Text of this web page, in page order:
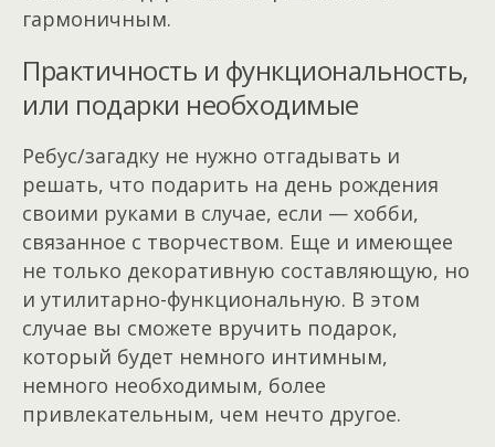
гармоничным.
Практичность и функциональность,
или подарки необходимые
Ребус/загадку не нужно отгадывать и
решать, что подарить на день рождения
своими руками в случае, если — хобби,
связанное с творчеством. Еще и имеющее
не только декоративную составляющую, но
и утилитарно-функциональную. В этом
случае вы сможете вручить подарок,
который будет немного интимным,
немного необходимым, более
привлекательным, чем нечто другое.